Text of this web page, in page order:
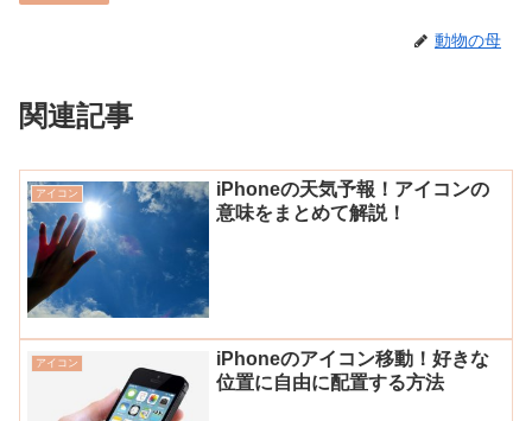
動物の母
関連記事
アイコン
iPhoneの天気予報！アイコンの
意味をまとめて解説！
アイコン
iPhoneのアイコン移動！好きな
位置に自由に配置する方法